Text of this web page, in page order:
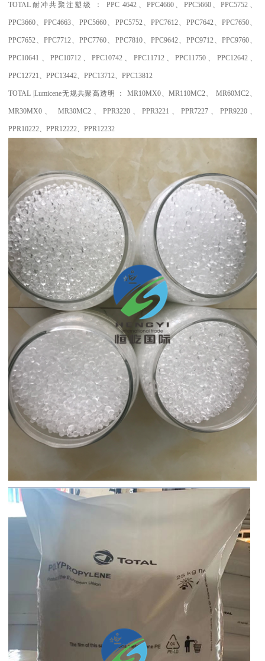
TOTAL 耐冲共聚注塑级 ：PPC 4642 、PPC4660 、 PPC5660、PPC5752 、
PPC3660、PPC4663、PPC5660、 PPC5752、 PPC7612、 PPC7642、 PPC7650、
PPC7652、PPC7712、PPC7760、 PPC7810、 PPC9642、 PPC9712、 PPC9760、
PPC10641 、 PPC10712、PPC10742 、 PPC11712、PPC11750 、 PPC12642、
PPC12721、PPC13442、PPC13712、PPC13812
TOTAL |Lumicene无规共聚高透明 ： MR10MX0、MR110MC2、 MR60MC2、
MR30MX0 、MR30MC2 、PPR3220 、 PPR3221 、 PPR7227、 PPR9220、
PPR10222、PPR12222、PPR12232